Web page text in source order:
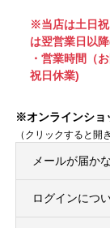
※当店は土日
は翌営業日以
・営業時間（
祝日休業)
※オンラインショ
（クリックすると開
メールが届か
ログインにつ